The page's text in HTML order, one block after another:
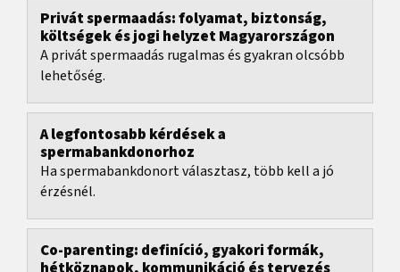
Privát spermaadás: folyamat, biztonság,
költségek és jogi helyzet Magyarországon
A privát spermaadás rugalmas és gyakran olcsóbb
lehetőség.
A legfontosabb kérdések a
spermabankdonorhoz
Ha spermabankdonort választasz, több kell a jó
érzésnél.
Co-parenting: definíció, gyakori formák,